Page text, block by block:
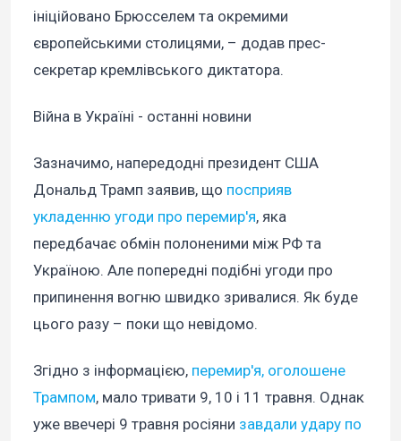
ініційовано Брюсселем та окремими
європейськими столицями, – додав прес-
секретар кремлівського диктатора.
Війна в Україні - останні новини
Зазначимо, напередодні президент США
Дональд Трамп заявив, що посприяв
укладенню угоди про перемир'я, яка
передбачає обмін полоненими між РФ та
Україною. Але попередні подібні угоди про
припинення вогню швидко зривалися. Як буде
цього разу – поки що невідомо.
Згідно з інформацією, перемир'я, оголошене
Трампом, мало тривати 9, 10 і 11 травня. Однак
уже ввечері 9 травня росіяни завдали удару по